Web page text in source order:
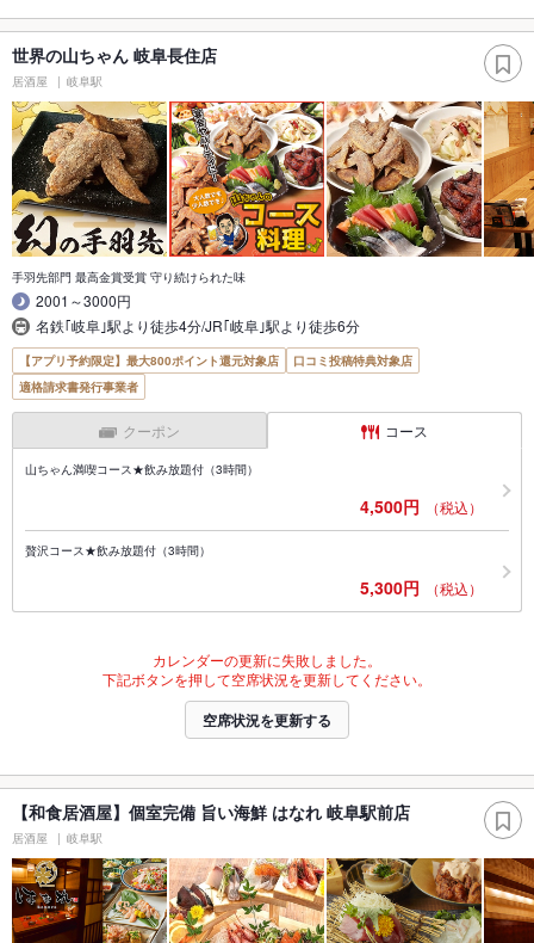
世界の山ちゃん 岐阜長住店
居酒屋 岐阜駅
手羽先部門 最高金賞受賞 守り続けられた味
2001～3000円
名鉄｢岐阜｣駅より徒歩4分/JR｢岐阜｣駅より徒歩6分
【アプリ予約限定】最大800ポイント還元対象店
口コミ投稿特典対象店
適格請求書発行事業者
クーポン コース
山ちゃん満喫コース★飲み放題付（3時間）
4,500円 （税込）
贅沢コース★飲み放題付（3時間）
5,300円 （税込）
カレンダーの更新に失敗しました。
下記ボタンを押して空席状況を更新してください。
空席状況を更新する
【和食居酒屋】個室完備 旨い海鮮 はなれ 岐阜駅前店
居酒屋 岐阜駅